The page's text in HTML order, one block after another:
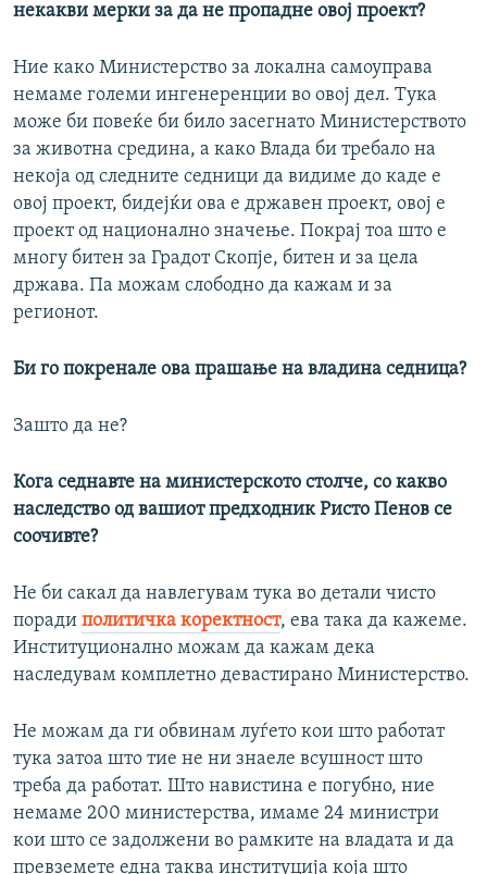
некакви мерки за да не пропадне овој проект?
Ние како Министерство за локална самоуправа
немаме големи ингенеренции во овој дел. Тука
може би повеќе би било засегнато Министерството
за животна средина, а како Влада би требало на
некоја од следните седници да видиме до каде е
овој проект, бидејќи ова е државен проект, овој е
проект од национално значење. Покрај тоа што е
многу битен за Градот Скопје, битен и за цела
држава. Па можам слободно да кажам и за
регионот.
Би го покрeнале oвa прашање на владина седница?
Зашто да не?
Кога седнавте на министерското столче, со какво
наследство од вашиот предходник Ристо Пенов се
соочивте?
Не би сакал да навлегувам тука во детали чисто
поради политичка коректност, ева така да кажеме.
Институционално можам да кажам дека
наследувам комплетно девастирано Министерство.
Не можам да ги обвинам луѓето кои што работат
тука затоа што тие не ни знаеле всушност што
треба да работат. Што навистина е погубно, ние
немаме 200 министерства, имаме 24 министри
кои што се задолжени во рамките на владата и да
превземете една таква институција која што